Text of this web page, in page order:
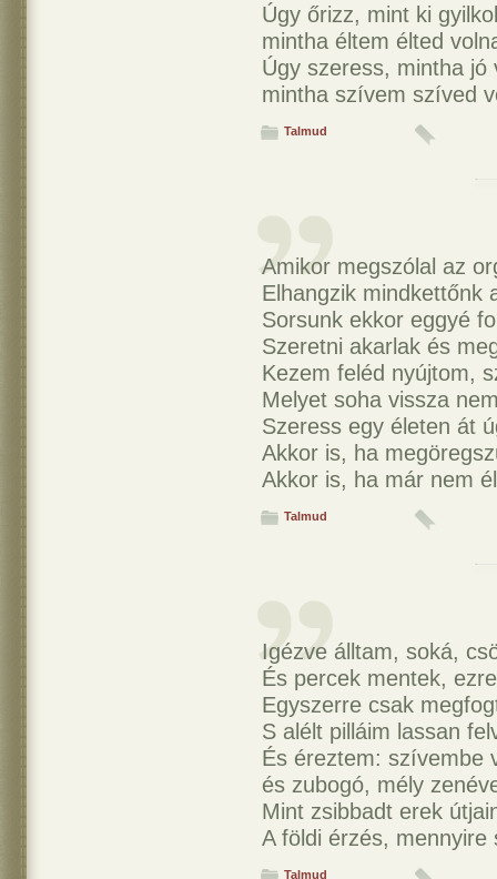
Úgy őrizz, mint ki
mintha éltem élted
Úgy szeress, mintha jó
mintha szívem szíved
Talmud
Amikor megszólal az
Elhangzik mindkettőnk
Sorsunk ekkor eggyé
Szeretni akarlak és
Kezem feléd nyújtom,
Melyet soha vissza
Szeress egy életen át
Akkor is, ha
Akkor is, ha már nem
Talmud
Igézve álltam, soká,
És percek mentek,
Egyszerre csak
S alélt pilláim lassan
És éreztem: szívembe
és zubogó, mély
Mint zsibbadt erek
A földi érzés, mennyire
Talmud